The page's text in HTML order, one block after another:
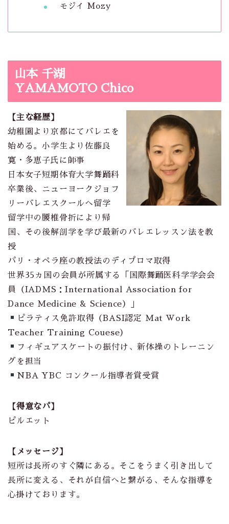
モジイ Mozy
山本 千湖
YAMAMOTO Chico
【主な経歴】
幼稚園より京都にてバレエを
始める。小学生より佐藤良
寛・多恵子氏に師事
日本女子短期体育大学舞踊科
卒業後、ニューヨークジョフ
リーバレエスクールへ留学
留学中の腰椎骨折により帰
国、その後解剖学を学び最新のバレエレッスン法を教
授
パリ・オペラ座の教授法のディプロマ取得
世界35ヵ国の会員が所属する「国際舞踊医科学学会会
員（IADMS：International Association for
Dance Medicine & Science）」
ピラティス免許取得（BASI認定 Mat Work
Teacher Training Couese）
フィギュアスケートの振付け、新体操のトレーニン
グを担当
NBA YBC コンクール指導者賞受賞
【得意なパ】
ピルエット
【メッセージ】
短所は長所のすぐ隣にある。そこをうまく引き出して
長所に変える、それが自信へと繋がる、そんな指導を
心掛けております。